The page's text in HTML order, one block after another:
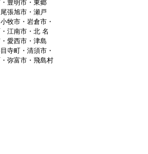
豊明市・東郷
張旭市・瀬戸
牧市・岩倉市・
江南市・北 名
愛西市・津島
寺町・清須市・
弥富市・飛島村